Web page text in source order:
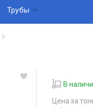
Трубы
В
Цена за